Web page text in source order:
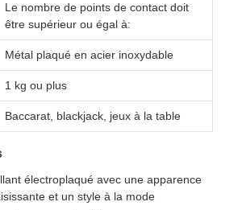
Le nombre de points de contact doit
être supérieur ou égal à:
Métal plaqué en acier inoxydable
1 kg ou plus
Baccarat, blackjack, jeux à la table
électroplaqué avec une apparence
et un style à la mode